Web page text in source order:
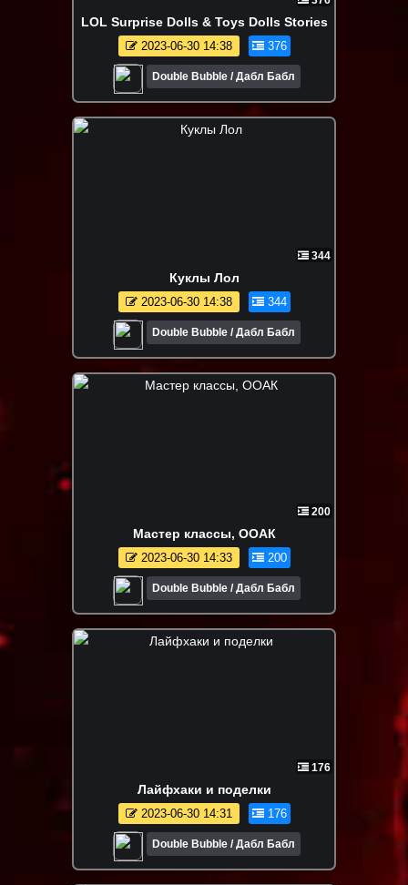
LOL Surprise Dolls & Toys Dolls Stories
2023-06-30 14:38 376
Double Bubble / Дабл Бабл
344
Куклы Лол
2023-06-30 14:38 344
Double Bubble / Дабл Бабл
200
Мастер классы, ООАК
2023-06-30 14:33 200
Double Bubble / Дабл Бабл
176
Лайфхаки и поделки
2023-06-30 14:31 176
Double Bubble / Дабл Бабл